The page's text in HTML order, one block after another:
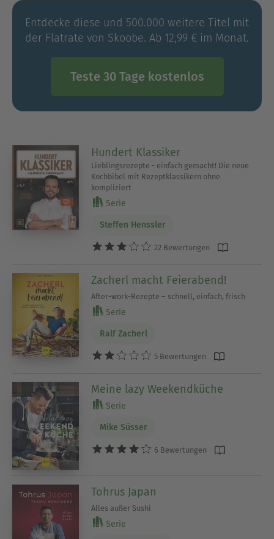
Entdecke diese und 500.000 weitere Titel mit
der Flatrate von Skoobe. Ab 12,99 € im Monat.
Teste 30 Tage kostenlos
Hundert Klassiker
Lieblingsrezepte - einfach gemacht! Die neue
Kochbibel mit Rezeptklassikern ohne
kompliziert
Serie
Steffen Henssler
22 Bewertungen
Zacherl macht Feierabend!
After-work-Rezepte – schnell, einfach, frisch
Serie
Ralf Zacherl
5 Bewertungen
Meine lazy Weekendküche
Serie
Mike Süsser
6 Bewertungen
Tohrus Japan
Alles außer Sushi
Serie